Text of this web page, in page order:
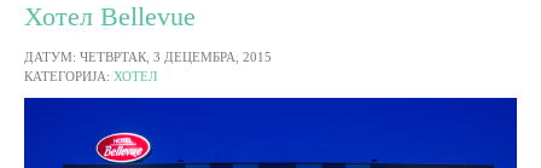
Хотел Bellevue
ДАТУМ: ЧЕТВРТАК, 3 ДЕЦЕМБРА, 2015
КАТЕГОРИЈА: ХОТЕЛ